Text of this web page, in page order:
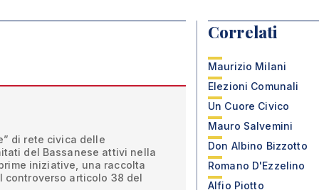
di rete civica delle
del Bassanese attivi nella
iniziative, una raccolta
articolo 38 del
Correlati
Maurizio Milani
Elezioni Comunali
Un Cuore Civico
Mauro Salvemini
Don Albino Bizzotto
Romano D'Ezzelino
Alfio Piotto